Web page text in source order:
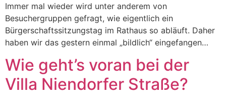
Immer mal wieder wird unter anderem von
Besuchergruppen gefragt, wie eigentlich ein
Bürgerschaftssitzungstag im Rathaus so abläuft. Daher
haben wir das gestern einmal „bildlich“ eingefangen…
Wie geht’s voran bei der
Villa Niendorfer Straße?